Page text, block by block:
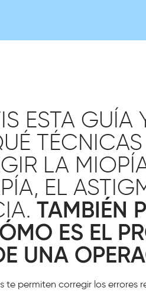
ESTA GUÍA
TÉCNICAS
LA
EL
TAMBIÉN
ES EL
UNA
te permiten corregir los errores